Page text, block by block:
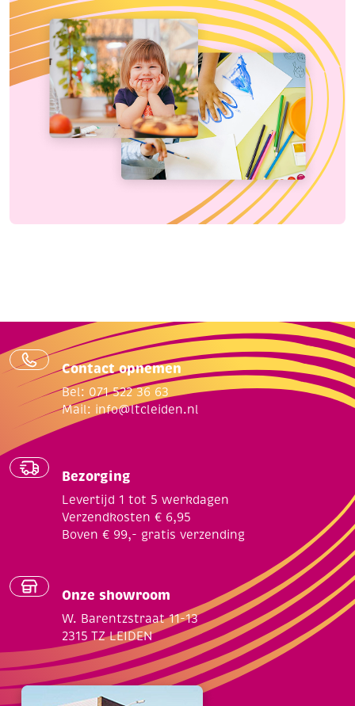
Contact opnemen
Bel: 071 522 36 63
Mail: info@ltcleiden.nl
Bezorging
Levertijd 1 tot 5 werkdagen
Verzendkosten € 6,95
Boven € 99,- gratis verzending
Onze showroom
W. Barentzstraat 11-13
2315 TZ LEIDEN